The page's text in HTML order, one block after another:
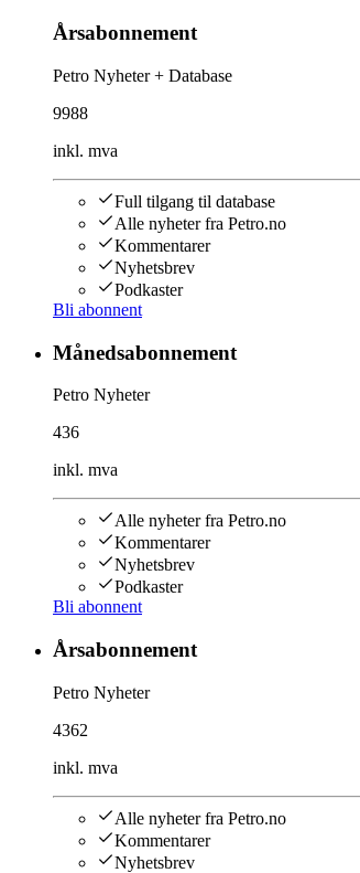
Årsabonnement
Petro Nyheter + Database
9988
inkl. mva
Full tilgang til database
Alle nyheter fra Petro.no
Kommentarer
Nyhetsbrev
Podkaster
Bli abonnent
Månedsabonnement
Petro Nyheter
436
inkl. mva
Alle nyheter fra Petro.no
Kommentarer
Nyhetsbrev
Podkaster
Bli abonnent
Årsabonnement
Petro Nyheter
4362
inkl. mva
Alle nyheter fra Petro.no
Kommentarer
Nyhetsbrev